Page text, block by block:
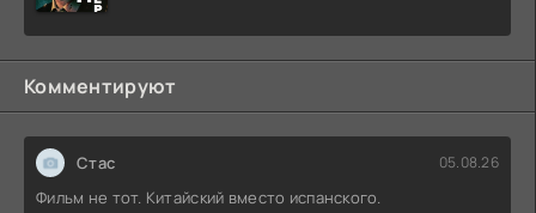
Комментируют
Стас 05.08.26
Фильм не тот. Китайский вместо испанского.